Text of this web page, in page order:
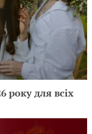
року для всіх